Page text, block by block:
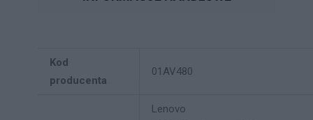
Kod
producenta
01AV480
Lenovo